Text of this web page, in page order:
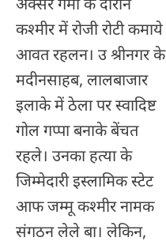
कश्मीर में रोजी रोटी कमाये
आवत रहलन। उ श्रीनगर के
मदीनसाहब, लालबाजार
इलाके में ठेला पर स्वादिष्ट
गोल गप्पा बनाके बेंचत
रहले। उनका हत्या के
जिम्मेदारी इस्लामिक स्टेट
आफ जम्मू कश्मीर नामक
संगठन लेले बा। लेकिन,